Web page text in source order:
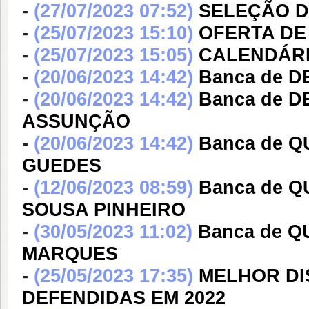
- (27/07/2023 07:52) SELEÇÃO
- (25/07/2023 15:10) OFERTA
- (25/07/2023 15:05)
- (20/06/2023 14:42) Banca de
- (20/06/2023 14:42) Banca de
ASSUNÇÃO
- (20/06/2023 14:42) Banca de
GUEDES
- (12/06/2023 08:59) Banca de
SOUSA PINHEIRO
- (30/05/2023 11:02) Banca de
MARQUES
- (25/05/2023 17:35) MELHOR
DEFENDIDAS EM 2022